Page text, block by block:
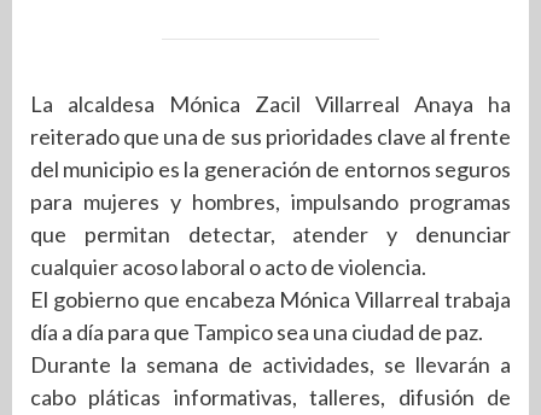
La alcaldesa Mónica Zacil Villarreal Anaya ha
reiterado que una de sus prioridades clave al frente
del municipio es la generación de entornos seguros
para mujeres y hombres, impulsando programas
que permitan detectar, atender y denunciar
cualquier acoso laboral o acto de violencia.
El gobierno que encabeza Mónica Villarreal trabaja
día a día para que Tampico sea una ciudad de paz.
Durante la semana de actividades, se llevarán a
cabo pláticas informativas, talleres, difusión de